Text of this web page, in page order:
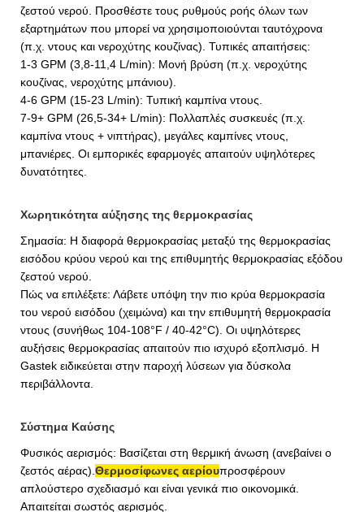
ζεστού νερού. Προσθέστε τους ρυθμούς ροής όλων των
εξαρτημάτων που μπορεί να χρησιμοποιούνται ταυτόχρονα
(π.χ. ντους και νεροχύτης κουζίνας). Τυπικές απαιτήσεις:
1-3 GPM (3,8-11,4 L/min): Μονή βρύση (π.χ. νεροχύτης
κουζίνας, νεροχύτης μπάνιου).
4-6 GPM (15-23 L/min): Τυπική καμπίνα ντους.
7-9+ GPM (26,5-34+ L/min): Πολλαπλές συσκευές (π.χ.
καμπίνα ντους + νιπτήρας), μεγάλες καμπίνες ντους,
μπανιέρες. Οι εμπορικές εφαρμογές απαιτούν υψηλότερες
δυνατότητες.
Χωρητικότητα αύξησης της θερμοκρασίας
Σημασία: Η διαφορά θερμοκρασίας μεταξύ της θερμοκρασίας
εισόδου κρύου νερού και της επιθυμητής θερμοκρασίας εξόδου
ζεστού νερού.
Πώς να επιλέξετε: Λάβετε υπόψη την πιο κρύα θερμοκρασία
του νερού εισόδου (χειμώνα) και την επιθυμητή θερμοκρασία
ντους (συνήθως 104-108°F / 40-42°C). Οι υψηλότερες
αυξήσεις θερμοκρασίας απαιτούν πιο ισχυρό εξοπλισμό. Η
Gastek ειδικεύεται στην παροχή λύσεων για δύσκολα
περιβάλλοντα.
Σύστημα Καύσης
Φυσικός αερισμός: Βασίζεται στη θερμική άνωση (ανεβαίνει ο
ζεστός αέρας). Θερμοσίφωνες αερίουπροσφέρουν
απλούστερο σχεδιασμό και είναι γενικά πιο οικονομικά.
Απαιτείται σωστός αερισμός.